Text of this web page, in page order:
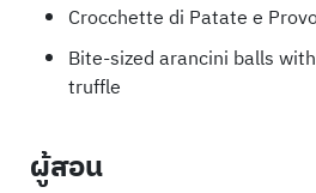
Crocchette di Patate e
Bite-sized arancini balls
truffle
ผู้สอน